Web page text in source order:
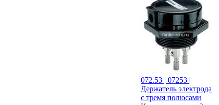
072.53 | 07253 |
Держатель электрода
с тремя полюсами